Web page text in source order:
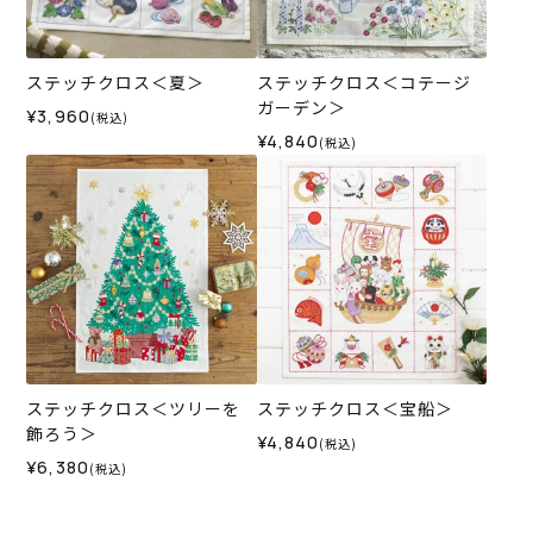
ステッチクロス＜夏＞
¥3,960 (税込)
ステッチクロス＜コテージ
ガーデン＞
¥4,840 (税込)
ステッチクロス＜ツリーを
飾ろう＞
¥6,380 (税込)
ステッチクロス＜宝船＞
¥4,840 (税込)